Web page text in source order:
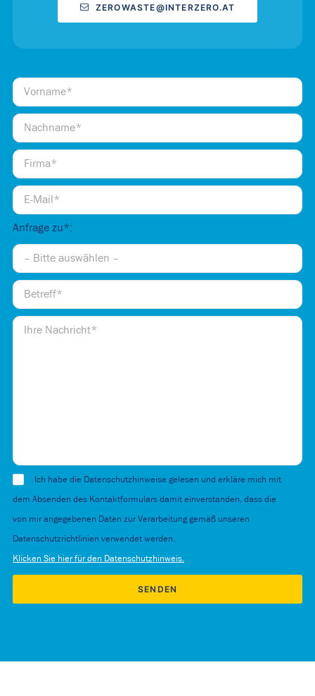
ZEROWASTE@INTERZERO.AT
Anfrage zu*:
Ich habe die Datenschutzhinweise gelesen und erkläre mich mit
dem Absenden des Kontaktformulars damit einverstanden, dass die
von mir angegebenen Daten zur Verarbeitung gemäß unseren
Datenschutzrichtlinien verwendet werden.
Klicken Sie hier für den Datenschutzhinweis.